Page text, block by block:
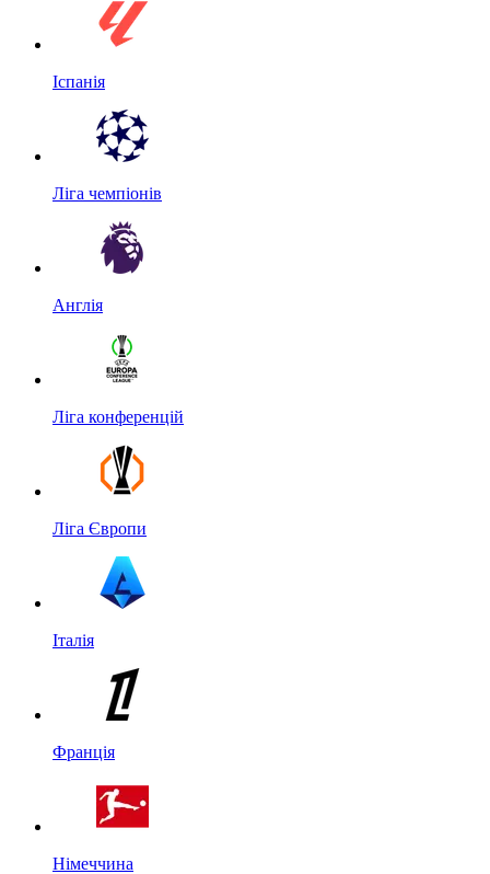
Іспанія
Ліга чемпіонів
Англія
Ліга конференцій
Ліга Європи
Італія
Франція
Німеччина